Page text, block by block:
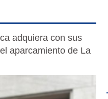
adquiera con sus
aparcamiento de La